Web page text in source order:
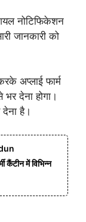
नोटिफिकेशन
जानकारी को
अप्लाई फार्म
देना होगा।
है।
में विभिन्न